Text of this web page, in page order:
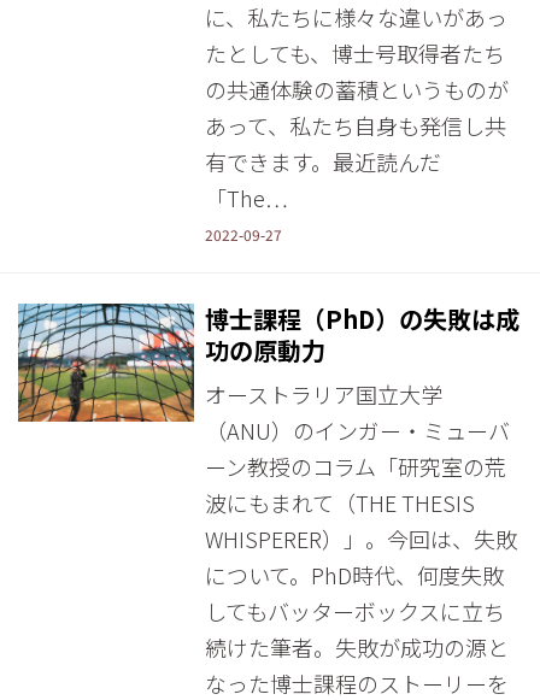
に、私たちに様々な違いがあっ
たとしても、博士号取得者たち
の共通体験の蓄積というものが
あって、私たち自身も発信し共
有できます。最近読んだ
「The…
2022-09-27
博士課程（PhD）の失敗は成
功の原動力
オーストラリア国立大学
（ANU）のインガー・ミューバ
ーン教授のコラム「研究室の荒
波にもまれて（THE THESIS
WHISPERER）」。今回は、失敗
について。PhD時代、何度失敗
してもバッターボックスに立ち
続けた筆者。失敗が成功の源と
なった博士課程のストーリーを